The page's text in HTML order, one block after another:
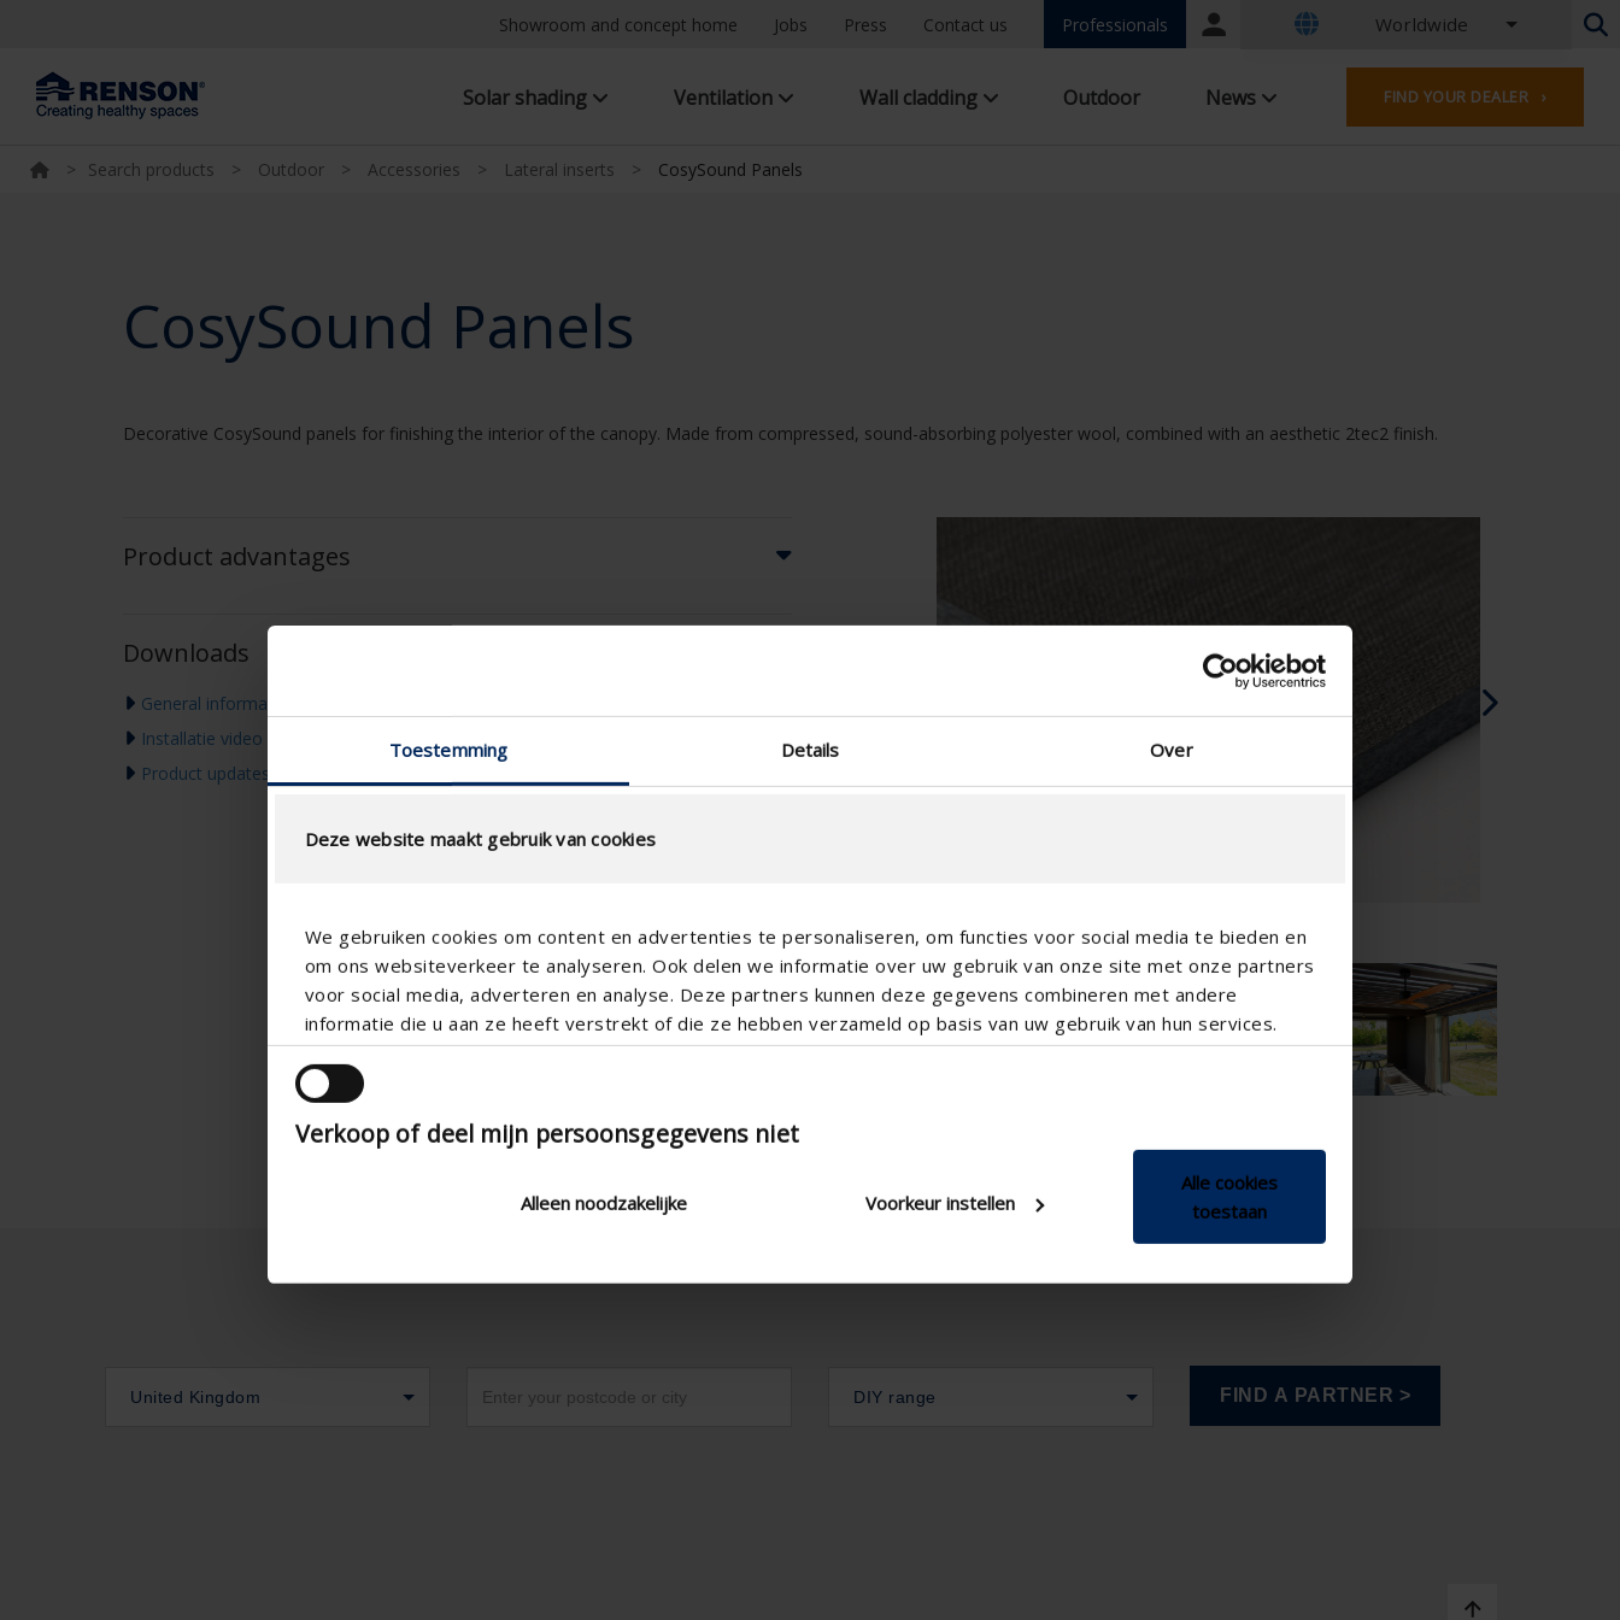
Toestemming Details Over
Deze website maakt gebruik van cookies
We gebruiken cookies om content en advertenties te personaliseren, om functies voor social media te bieden en
om ons websiteverkeer te analyseren. Ook delen we informatie over uw gebruik van onze site met onze partners
voor social media, adverteren en analyse. Deze partners kunnen deze gegevens combineren met andere
informatie die u aan ze heeft verstrekt of die ze hebben verzameld op basis van uw gebruik van hun services.
Verkoop of deel mijn persoonsgegevens niet
Alleen noodzakelijke Voorkeur instellen
Alle cookies
toestaan
Showroom and concept home Jobs Press Contact us Professionals
Portal
Worldwide
Dutch - Belgium
French - Belgium
Dutch - Netherlands
Czech - Czech Republic
English - Ireland
Russian - Russia
Chinese - China
Solar shading Ventilation Wall cladding Outdoor News FIND YOUR DEALER ›
> Search products > Outdoor > Accessories > Lateral inserts > CosySound Panels
CosySound Panels
Decorative CosySound panels for finishing the interior of the canopy. Made from compressed, sound-absorbing polyester wool, combined with an aesthetic 2tec2 finish.
Product advantages
Downloads
General information & warranty
Installatie video
Product updates & Communication
United Kingdom DIY range